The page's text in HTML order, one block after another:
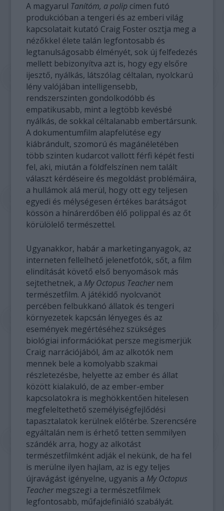
A magyarul Tanítóm, a polip címen futó
produkcióban a tengeri és az emberi világ
kapcsolatait kutató Craig Foster osztja meg a
nézőkkel élete talán legfontosabb és
legtanulságosabb élményét, sok új felfedezés
mellett bebizonyítva azt is, hogy egy elsőre
ijesztő, nyálkás, látszólag céltalan, nyolckarú
lény valójában intelligensebb,
rendszerszinten gondolkodóbb és
empatikusabb, mint a legtöbb kevésbé
nyálkás, de sokkal céltalanabb embertársunk.
A dokumentumfilm alapfelütése egy
kiábrándult, szomorú és magánéletében
több szinten kudarcot vallott férfi képét festi
fel, aki, miután a földfelszínen nem talált
választ kérdéseire és megoldást problémáira,
a hullámok alá merül, hogy ott egy teljesen
egyedi és mélységesen értékes barátságot
kössön a hínárerdőben élő polippal és az őt
körülölelő természettel.
Ugyanakkor, habár a marketinganyagok, az
interneten fellelhető jelenetfotók, sőt, a film
elindítását követő első benyomások más
sejtethetnek, a My Octopus Teachernem
természetfilm. A játékidő nyolcvanöt
percében felbukkanó állatok és tengeri
környezetek kapcsán lényeges és az
események megértéséhez szükséges
biológiai információkat persze megismerjük
Craig narrációjából, ám az alkotók nem
mennek bele a komolyabb szakmai
részletezésbe, helyette az ember és állat
között kialakuló, de az ember-ember
kapcsolatokra is meghökkentően hitelesen
megfeleltethető személyiségfejlődési
tapasztalatok kerülnek előtérbe. Szerencsére
egyáltalán nem is érhető tetten semmilyen
szándék arra, hogy az alkotást
természetfilmként adják el nekünk, de ha fel
is merülne ilyen hajlam, az is egy teljes
újravágást igényelne, ugyanis a My Octopus
Teachermegszegi a természetfilmek
legfontosabb, műfajdefiniáló szabályát.